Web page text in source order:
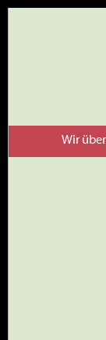
Wir